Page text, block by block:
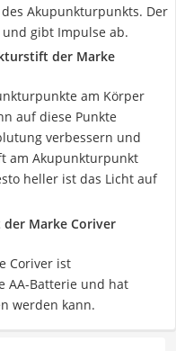
Akupunkturpunkts. Der
gibt Impulse ab.
der Marke
am Körper
auf diese Punkte
verbessern und
am Akupunkturpunkt
heller ist das Licht auf
Marke Coriver
Coriver ist
AA-Batterie und hat
werden kann.